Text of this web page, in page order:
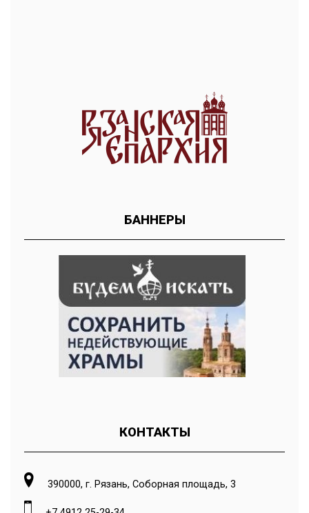
БАННЕРЫ
КОНТАКТЫ
390000, г. Рязань, Соборная площадь, 3